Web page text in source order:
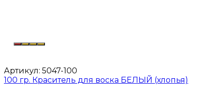
Артикул: 5047-100
100 гр. Краситель для воска БЕЛЫЙ (хлопья)